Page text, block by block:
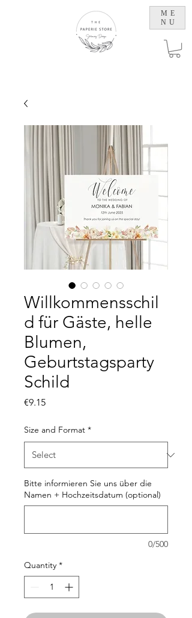
ME
NU
Willkommensschil
d für Gäste, helle
Blumen,
Geburtstagsparty
Schild
€9.15Price
Size and Format *
Bitte informieren Sie uns über die
Namen + Hochzeitsdatum (optional)
0/500
Quantity *